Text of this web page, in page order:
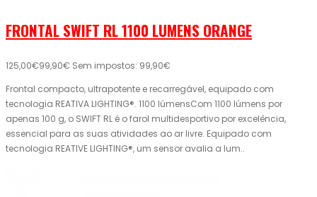
FRONTAL SWIFT RL 1100 LUMENS ORANGE
125,00€99,90€ Sem impostos: 99,90€
Frontal compacto, ultrapotente e recarregável, equipado com
tecnologia REATIVA LIGHTING®. 1100 lúmensCom 1100 lúmens por
apenas 100 g, o SWIFT RL é o farol multidesportivo por excelência,
essencial para as suas atividades ao ar livre. Equipado com
tecnologia REATIVE LIGHTING®, um sensor avalia a lum..